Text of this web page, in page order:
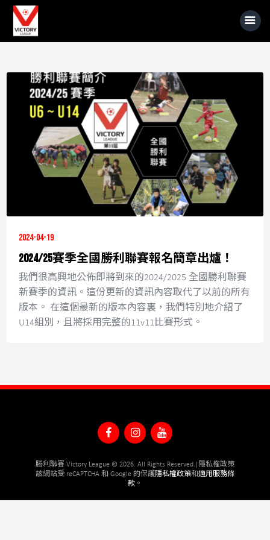
關於我們
賽事資訊
球員準則介紹
贊助商介紹
賽事照片
賽事影音
聯絡我們
EN
2024-04-19
2024/25賽季全國勝利聯賽報名簡章出爐！
我們很高興地公佈即將到來的2024/2025 全國勝利聯賽
新賽季的資訊。這份更新的資訊內容取代了以前的所有
版本。 在這個最新的版本內容裏，我們特別地介紹了
U14組別，且將採用完整的11v11比賽形式。
勝利聯賽 Victory League © 2026. All Rights Reserved.|
隱私權政策
該網站受 reCAPTCHA 和 Google 的保護隱私權政策和適用服務條
款 。